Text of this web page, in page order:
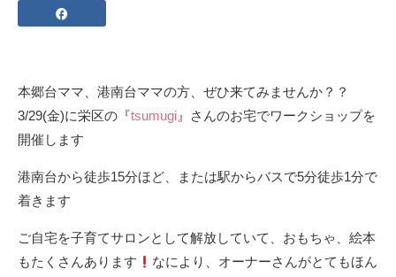
本郷台ママ、港南台ママの方、ぜひ来てみませんか？？
3/29(金)に栄区の『tsumugi 』さんのお宅でワークショップを
開催します
港南台から徒歩15分ほど、または駅からバスで5分徒歩1分で
着きます
ご自宅を子育てサロンとして解放していて、おもちゃ、絵本
もたくさんあります
なにより、オーナーさんがとてもほん